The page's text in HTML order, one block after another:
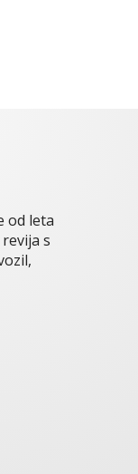
od leta
s